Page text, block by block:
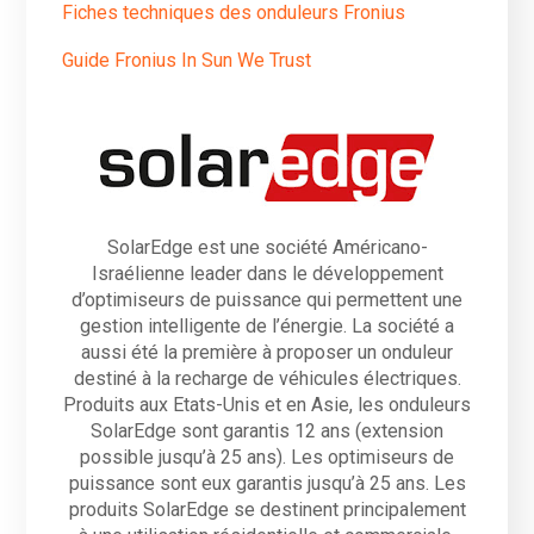
Fiches techniques des onduleurs Fronius
Guide Fronius In Sun We Trust
SolarEdge est une société Américano-
Israélienne leader dans le développement
d’optimiseurs de puissance qui permettent une
gestion intelligente de l’énergie. La société a
aussi été la première à proposer un onduleur
destiné à la recharge de véhicules électriques.
Produits aux Etats-Unis et en Asie, les onduleurs
SolarEdge sont garantis 12 ans (extension
possible jusqu’à 25 ans). Les optimiseurs de
puissance sont eux garantis jusqu’à 25 ans. Les
produits SolarEdge se destinent principalement